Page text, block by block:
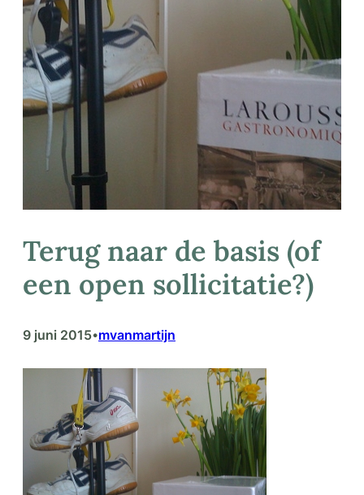
Terug naar de basis (of
een open sollicitatie?)
9 juni 2015•mvanmartijn